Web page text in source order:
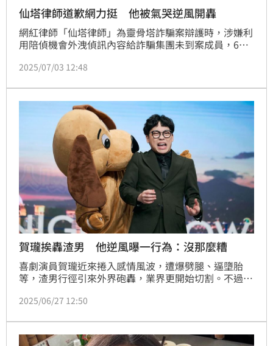
仙塔律師道歉網力挺 他被氣哭逆風開轟
網紅律師「仙塔律師」為靈骨塔詐騙案辯護時，涉嫌利
用陪偵機會外洩偵訊內容給詐騙集團未到案成員，6月
明，承認自己確實在處理案件上有瑕疵，但強調自己事
擇力挺，此現象讓百萬YouTuber葉式特工傻眼開轟：
「台灣人是瘋了嗎？」。
2025/07/03 12:48
賀瓏挨轟渣男 他逆風曝一行為：沒那麼糟
喜劇演員賀瓏近來捲入感情風波，遭爆劈腿、逼墮胎
等，渣男行徑引來外界砲轟，業界更開始切割。不過，
直言賀瓏雖然現在被貼上了很多負面標籤，但他認為至
2025/06/27 12:50